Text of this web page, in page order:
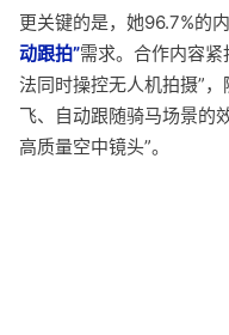
更关键的是，她96.7%的
动跟拍”需求。合作内容
法同时操控无人机拍摄”
飞、自动跟随骑马场景的
高质量空中镜头”。